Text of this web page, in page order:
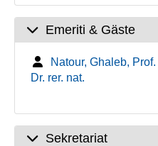
Emeriti & Gäste
Natour, Ghaleb, Prof.
Dr. rer. nat.
Sekretariat